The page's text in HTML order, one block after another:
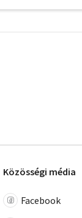
Közösségi média
Facebook